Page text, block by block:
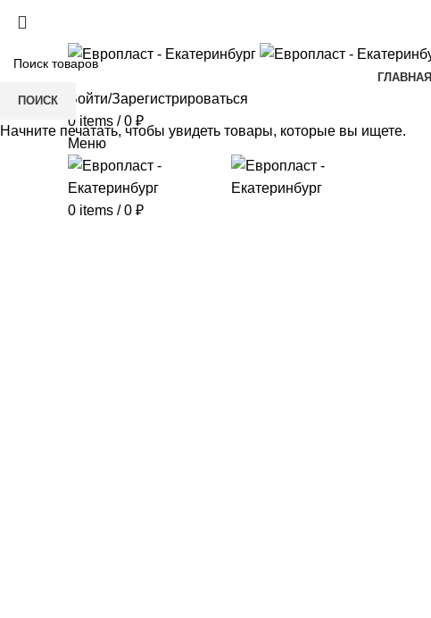
ГЛАВНАЯ
Войти/Зарегистрироваться
0 items / 0 ₽
Меню
0 items / 0 ₽
ПОИСК
Начните печатать, чтобы увидеть товары, которые вы ищете.